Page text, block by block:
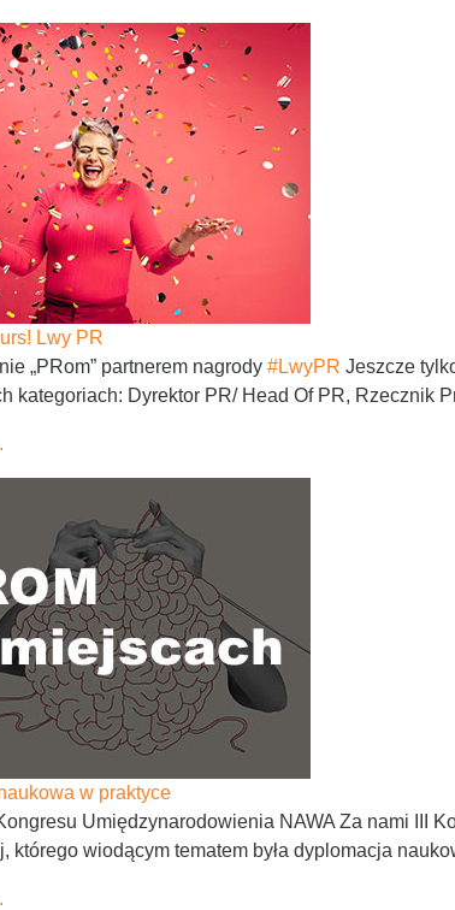
Lwy PR
„PRom” partnerem nagrody #LwyPR Jeszcze
kategoriach: Dyrektor PR/ Head Of PR, Rzecznik
w praktyce
Umiędzynarodowienia NAWA Za nami III
którego wiodącym tematem była dyplomacja